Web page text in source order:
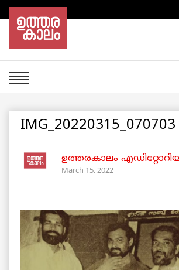
IMG_20220315_070703
ഉത്തരകാലം
March 15, 2022